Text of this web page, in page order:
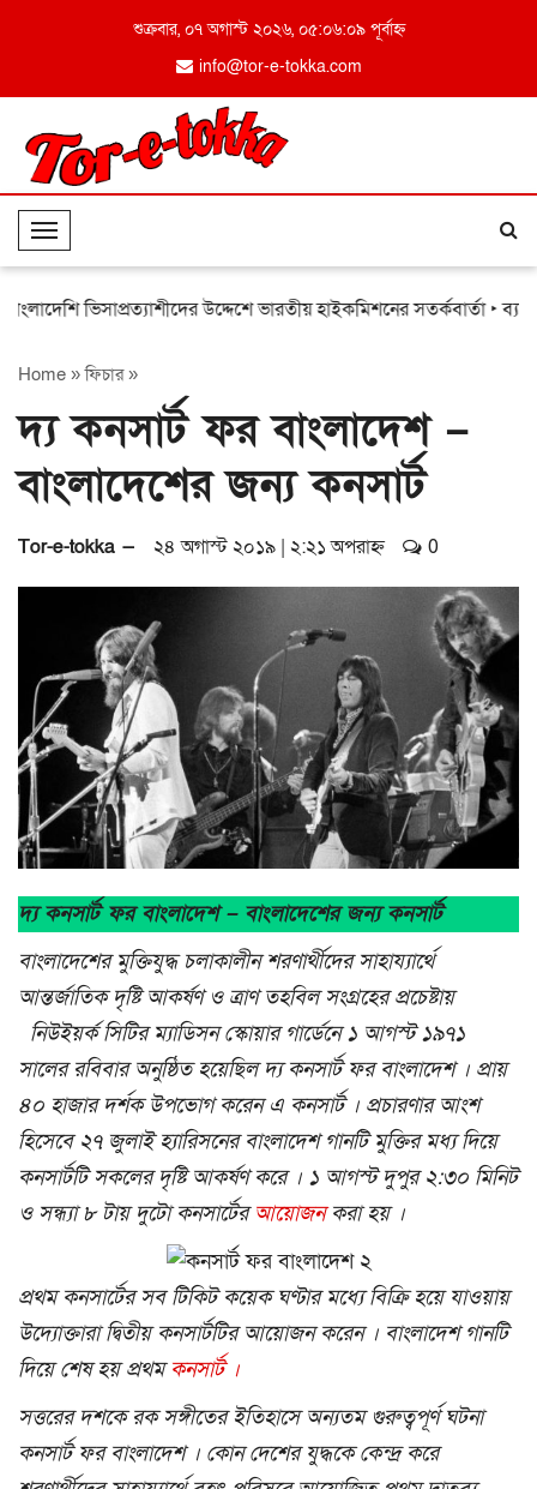
শুক্রবার, ০৭ অগাস্ট ২০২৬, ০৫:০৬:০৯ পূর্বাহ্ন
info@tor-e-tokka.com
T
o
g
e
a
v
i
a
t
ভিসাপ্রত্যাশীদের উদ্দেশে ভারতীয় হাইকমিশনের সতর্কবার্তা‣ ব্যাংকের
Home »ফিচার»
দ্য কনসার্ট ফর বাংলাদেশ –
বাংলাদেশের জন্য কনসার্ট
Tor-e-tokka — ২৪ অগাস্ট ২০১৯ | ২:২১ অপরাহ্ন 0
দ্য কনসার্ট ফর বাংলাদেশ – বাংলাদেশের জন্য কনসার্ট
বাংলাদেশের মুক্তিযুদ্ধ চলাকালীন শরণার্থীদের সাহায্যার্থে
আন্তর্জাতিক দৃষ্টি আকর্ষণ ও ত্রাণ তহবিল সংগ্রহের প্রচেষ্টায়
নিউইয়র্ক সিটির ম্যাডিসন স্কোয়ার গার্ডেনে ১ আগস্ট ১৯৭১
সালের রবিবার অনুষ্ঠিত হয়েছিল দ্য কনসার্ট ফর বাংলাদেশ । প্রায়
৪০ হাজার দর্শক উপভোগ করেন এ কনসার্ট । প্রচারণার আংশ
হিসেবে ২৭ জুলাই হ্যারিসনের বাংলাদেশ গানটি মুক্তির মধ্য দিয়ে
কনসার্টটি সকলের দৃষ্টি আকর্ষণ করে । ১ আগস্ট দুপুর ২:৩০ মিনিট
ও সন্ধ্যা ৮ টায় দুটো কনসার্টেরআয়োজনকরা হয় ।
প্রথম কনসার্টের সব টিকিট কয়েক ঘণ্টার মধ্যে বিক্রি হয়ে যাওয়ায়
উদ্যোক্তারা দ্বিতীয় কনসার্টটির আয়োজন করেন । বাংলাদেশ গানটি
দিয়ে শেষ হয় প্রথমকনসার্ট ।
সত্তরের দশকে রক সঙ্গীতের ইতিহাসে অন্যতম গুরুত্বপূর্ণ ঘটনা
কনসার্ট ফর বাংলাদেশ । কোন দেশের যুদ্ধকে কেন্দ্র করে